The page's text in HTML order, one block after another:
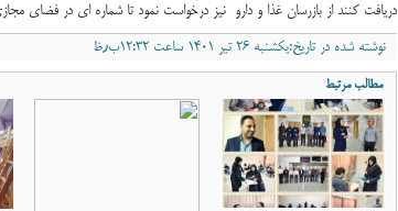
دریافت کنند از بازرسان غذا و دارو نیز درخواست نمود تا شماره ای در فضای
نوشته شده در تاریخ:یکشنبه ۲۶ تیر ۱۴۰۱ ساعت ۱۲:۳۲ب٫ظ
مطالب مرتبط